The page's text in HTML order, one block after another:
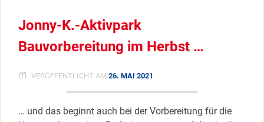
–
GRUNDSCHULE
Jonny-K.-Aktivpark
Bauvorbereitung im Herbst …
VERÖFFENTLICHT AM 26. MAI 2021
… und das beginnt auch bei der Vorbereitung für die